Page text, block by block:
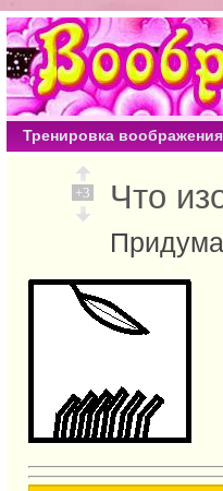
Тренировка воображения
+3 Что